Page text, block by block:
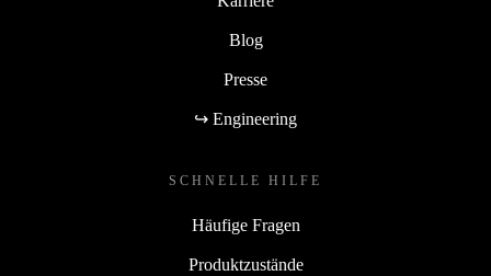
Blog
Presse
↪ Engineering
SCHNELLE HILFE
Häufige Fragen
Produktzustände